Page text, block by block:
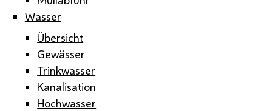
Wasser
Übersicht
Gewässer
Trinkwasser
Kanalisation
Hochwasser